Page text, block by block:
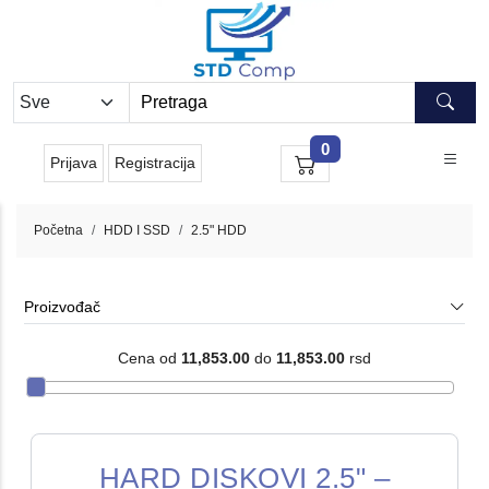
Prijava Registracija
0
Početna HDD I SSD 2.5" HDD
Proizvođač
Cena od 11,853.00 do 11,853.00 rsd
HARD DISKOVI 2.5" –